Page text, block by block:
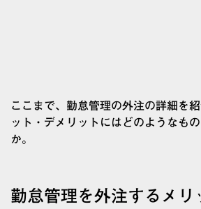
ここまで、勤怠管理の外注の詳細を
ット・デメリットにはどのようなも
か。
勤怠管理を外注するメリ